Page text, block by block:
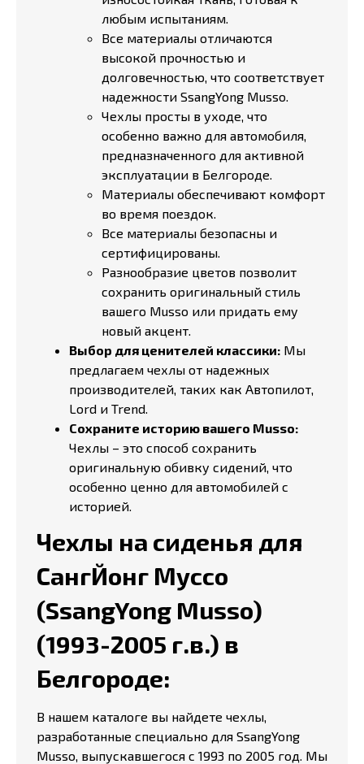
любым испытаниям.
Все материалы отличаются
высокой прочностью и
долговечностью, что соответствует
надежности SsangYong Musso.
Чехлы просты в уходе, что
особенно важно для автомобиля,
предназначенного для активной
эксплуатации в Белгороде.
Материалы обеспечивают комфорт
во время поездок.
Все материалы безопасны и
сертифицированы.
Разнообразие цветов позволит
сохранить оригинальный стиль
вашего Musso или придать ему
новый акцент.
Выбор для ценителей классики: Мы
предлагаем чехлы от надежных
производителей, таких как Автопилот,
Lord и Trend.
Сохраните историю вашего Musso:
Чехлы – это способ сохранить
оригинальную обивку сидений, что
особенно ценно для автомобилей с
историей.
Чехлы на сиденья для
СангЙонг Муссо
(SsangYong Musso)
(1993-2005 г.в.) в
Белгороде:
В нашем каталоге вы найдете чехлы,
разработанные специально для SsangYong
Musso, выпускавшегося с 1993 по 2005 год. Мы